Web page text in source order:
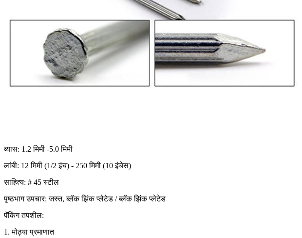
व्यास: 1.2 मिमी -5.0 मिमी
लांबी: 12 मिमी (1/2 इंच) - 250 मिमी (10 इंचेस)
साहित्य: # 45 स्टील
पृष्ठभाग उपचार: जस्त, ब्लॅक झिंक प्लेटेड / ब्लॅक झिंक प्लेटेड
पॅकिंग तपशील:
1. मोठ्या प्रमाणात